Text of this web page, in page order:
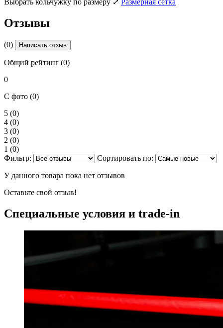
Выбрать кольчужку по размеру ⤢ Размерная сетка
Отзывы
(0) Написать отзыв
Общий рейтинг (0)
0
С фото (0)
5 (0)
4 (0)
3 (0)
2 (0)
1 (0)
Фильтр:
Сортировать по:
У данного товара пока нет отзывов
Оставьте свой отзыв!
Специальные условия и trade-in